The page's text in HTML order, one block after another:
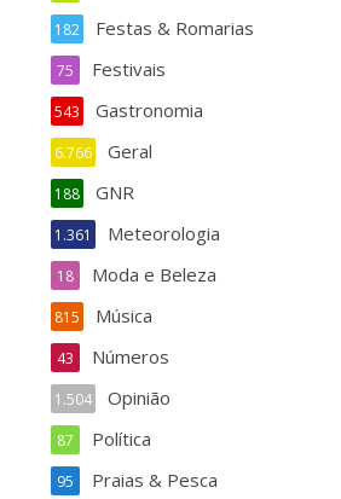
Festas & Romarias
182
Festivais
75
Gastronomia
543
Geral
6.766
GNR
188
Meteorologia
1.361
Moda e Beleza
18
Música
815
Números
43
Opinião
1.504
Política
87
Praias & Pesca
95